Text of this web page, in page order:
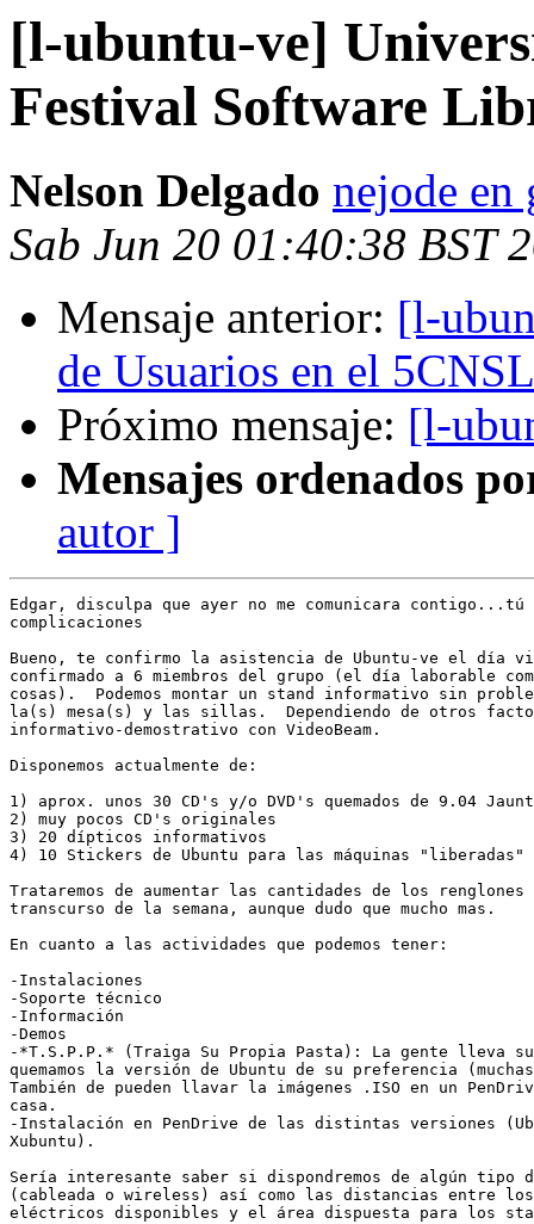
[l-ubuntu-ve]
Festival Software
Nelson Delgado nejode en
Sab Jun 20 01:40:38 BST
Mensaje anterior: [l-
de Usuarios en el
Próximo mensaje: [l-
Mensajes ordenados
autor ]
Edgar, disculpa que ayer no me comunicara
complicaciones
Bueno, te confirmo la asistencia de Ubuntu-ve el día
confirmado a 6 miembros del grupo (el día laborable
cosas).  Podemos montar un stand informativo sin
la(s) mesa(s) y las sillas.  Dependiendo de otros
informativo-demostrativo con VideoBeam.
Disponemos actualmente de:
1) aprox. unos 30 CD's y/o DVD's quemados de 9.04
2) muy pocos CD's originales
3) 20 dípticos informativos
4) 10 Stickers de Ubuntu para las máquinas "liberadas"
Trataremos de aumentar las cantidades de los
transcurso de la semana, aunque dudo que mucho mas.
En cuanto a las actividades que podemos tener:
-Instalaciones
-Soporte técnico
-Información
-Demos
-*T.S.P.P.* (Traiga Su Propia Pasta): La gente lleva
quemamos la versión de Ubuntu de su preferencia
También de pueden llavar la imágenes .ISO en un
casa.
-Instalación en PenDrive de las distintas versiones
Xubuntu).
Sería interesante saber si dispondremos de algún tipo
(cableada o wireless) así como las distancias entre
eléctricos disponibles y el área dispuesta para los